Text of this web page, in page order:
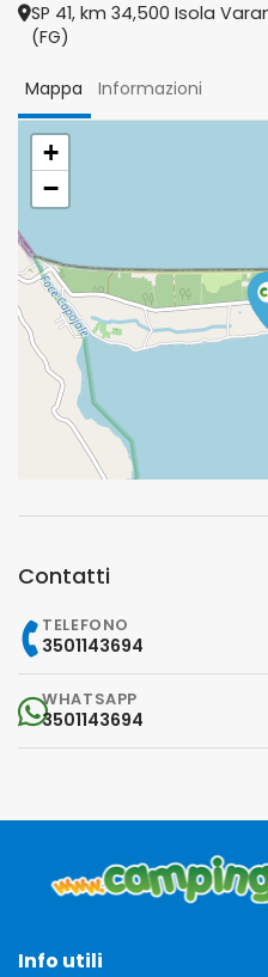
SP 41, km 34,500 Isola
(FG)
Mappa Informazioni
+
−
Contatti
TELEFONO
3501143694
WHATSAPP
3501143694
Info utili